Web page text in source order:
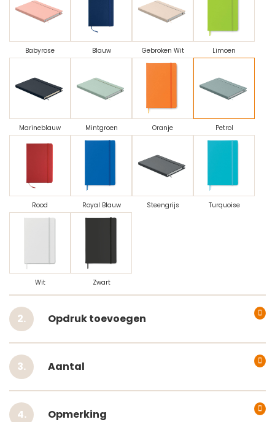
Babyrose Blauw Gebroken Wit Limoen
Marineblauw Mintgroen Oranje Petrol
Rood Royal Blauw Steengrijs Turquoise
Wit Zwart
Opdruk toevoegen
Aantal
Opmerking